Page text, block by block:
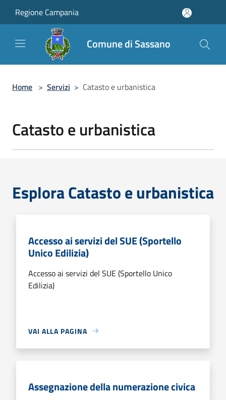
Regione Campania
Comune di Sassano
Home > Servizi > Catasto e urbanistica
Catasto e urbanistica
Esplora Catasto e urbanistica
Accesso ai servizi del SUE (Sportello
Unico Edilizia)
Accesso ai servizi del SUE (Sportello Unico
Edilizia)
VAI ALLA PAGINA
Assegnazione della numerazione civica